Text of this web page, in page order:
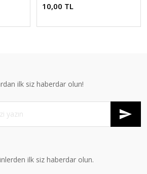
10,00 TL
ilk siz haberdar olun!
ilk siz haberdar olun.